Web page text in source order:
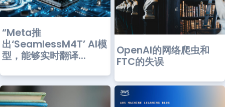
“Meta推
出‘SeamlessM4T’ AI模
型，能够实时翻译...
OpenAI的网络爬虫和
FTC的失误